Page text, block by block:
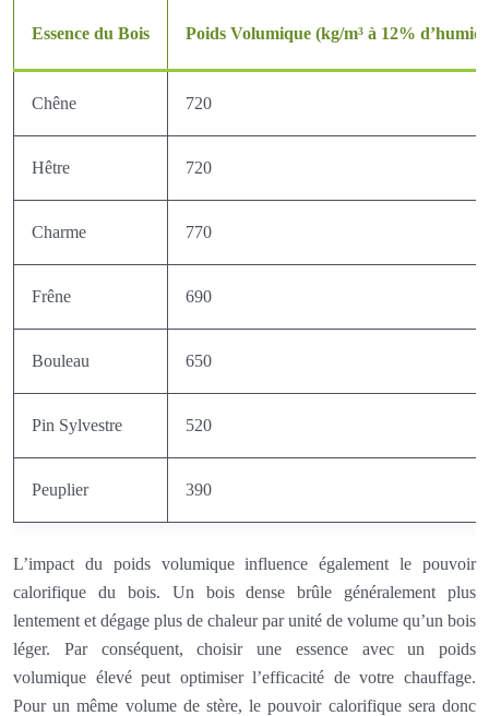
Essence du Bois Poids Volumique (kg/m³ à 12%
Chêne 720
Hêtre 720
Charme 770
Frêne 690
Bouleau 650
Pin Sylvestre 520
Peuplier 390
L’impact du poids volumique influence également le pouvoir
calorifique du bois. Un bois dense brûle généralement plus
lentement et dégage plus de chaleur par unité de volume qu’un bois
léger. Par conséquent, choisir une essence avec un poids
volumique élevé peut optimiser l’efficacité de votre chauffage.
Pour un même volume de stère, le pouvoir calorifique sera donc